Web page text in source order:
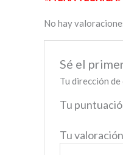
No hay
Sé el
Tu dirección
Tu
Tu valoración